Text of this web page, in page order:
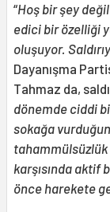
“Hoş bir şey
edici bir özelliği
oluşuyor.
Dayanışma
Tahmaz da,
dönemde ciddi
sokağa
karşısında aktif
önce harekete